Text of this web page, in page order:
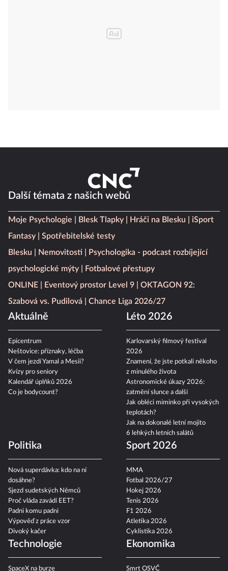
Další témata z našich webů
Moje Psychologie Blesk Tlapky Hráči na Blesku
iSport
Fantasy
Spotřebitelské testy
Blesku
Nemovitosti
Psychologika - podcast rozbíjející
psychologické mýty
Fotbalové přestupy
ONLINE
Eventový prostor Level 9
OKTAGON 92:
Szabová vs. Pudilová
Chance Liga 2026/27
Aktuálně
Epicentrum
Neštovice: příznaky, léčba
V čem jezdí Yamal a Mesii?
Kvízy pro seniory
Kalendář úplňků 2026
Co je bodycount?
Léto 2026
Karlovarský filmový festival
2026
Znamení, že jste potkali někoho
z minulého života
Astronomické úkazy 2026:
zatmění slunce a další
Jak obléci miminko při vysokých
teplotách?
Jak na dokonalé letní mojito
6 lehkých letních salátů
Politika
Nová superdávka: kdo na ní
dosáhne?
Sjezd sudetských Němců
Proč vláda zavádí EET?
Padni komu padni
Výpověď z práce vzor
Divoký kačer
Sport 2026
MMA
Fotbal 2026/27
Hokej 2026
Tenis 2026
F1 2026
Atletika 2026
Cyklistika 2026
Technologie
SpaceX na burze
Ekonomika
Smrt OSVČ